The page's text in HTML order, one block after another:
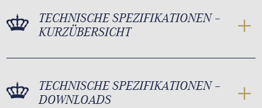
TECHNISCHE SPEZIFIKATIONEN –
KURZÜBERSICHT
TECHNISCHE SPEZIFIKATIONEN –
DOWNLOADS